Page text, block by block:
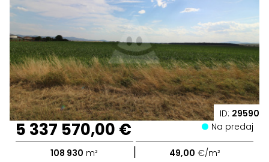
ID: 29590
5 337 570,00 € Na predaj
108 930 m² | 49,00 €/m²